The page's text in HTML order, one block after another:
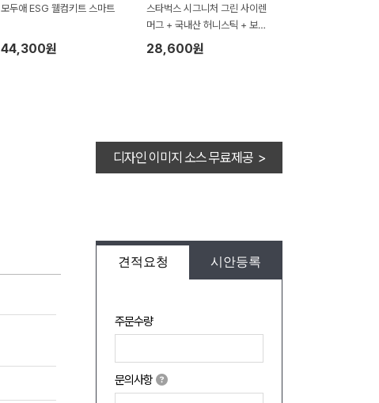
모두애 ESG 웰컴키트 스마트
44,300원
스타벅스 시그니처 그린 사이렌
머그 + 국내산 허니스틱 + 보자
기포장 세트
28,600원
디자인 이미지 소스 무료제공 >
견적요청 시안등록
주문수량
문의사항